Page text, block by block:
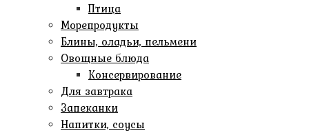
Птица
Морепродукты
Блины, оладьи, пельмени
Овощные блюда
Консервирование
Для завтрака
Запеканки
Напитки, соусы